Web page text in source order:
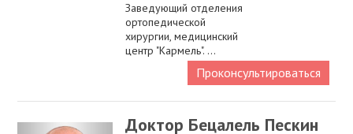
Заведующий отделения
ортопедической
хирургии, медицинский
центр "Кармель". ...
Проконсультироваться
Доктор Бецалель Пескин